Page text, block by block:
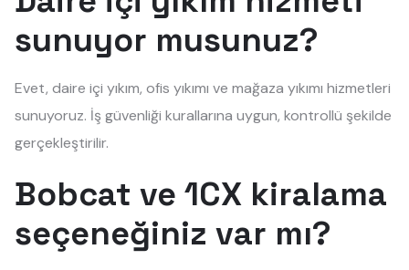
sunuyor musunuz?
Evet, daire içi yıkım, ofis yıkımı ve mağaza yıkımı hizmetleri
sunuyoruz. İş güvenliği kurallarına uygun, kontrollü şekilde
gerçekleştirilir.
Bobcat ve 1CX kiralama
seçeneğiniz var mı?